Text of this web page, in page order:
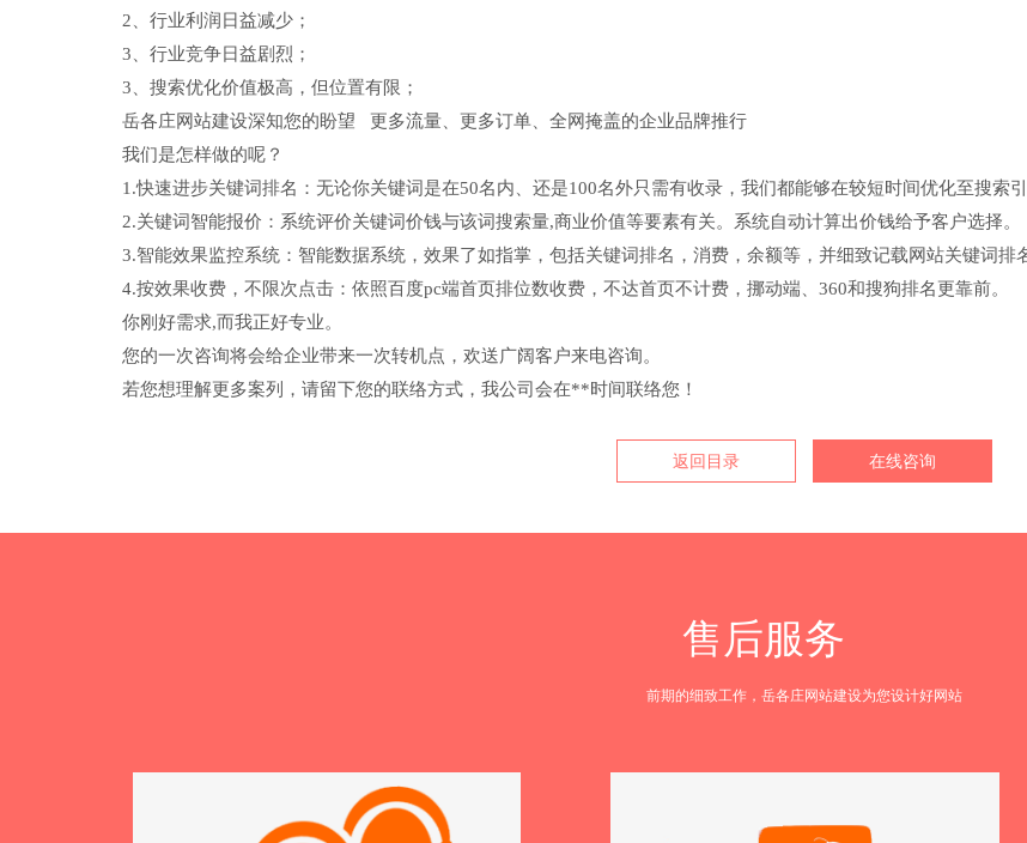
2、行业利润日益减少；
3、行业竞争日益剧烈；
3、搜索优化价值极高，但位置有限；
岳各庄网站建设深知您的盼望 更多流量、更多订单、全网掩盖的企业品牌推行
我们是怎样做的呢？
1.快速进步关键词排名：无论你关键词是在50名内、还是100名外只需有收录，我们都能够在较短时间优化至搜索引
2.关键词智能报价：系统评价关键词价钱与该词搜索量,商业价值等要素有关。系统自动计算出价钱给予客户选择。
3.智能效果监控系统：智能数据系统，效果了如指掌，包括关键词排名，消费，余额等，并细致记载网站关键词排
4.按效果收费，不限次点击：依照百度pc端首页排位数收费，不达首页不计费，挪动端、360和搜狗排名更靠前。
你刚好需求,而我正好专业。
您的一次咨询将会给企业带来一次转机点，欢送广阔客户来电咨询。
若您想理解更多案列，请留下您的联络方式，我公司会在**时间联络您！
返回目录 在线咨询
售后服务
前期的细致工作，岳各庄网站建设为您设计好网站